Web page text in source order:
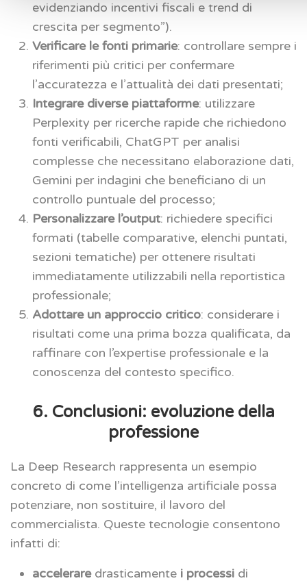
evidenziando incentivi fiscali e trend di
crescita per segmento”).
Verificare le fonti primarie: controllare sempre i
riferimenti più critici per confermare
l’accuratezza e l’attualità dei dati presentati;
Integrare diverse piattaforme: utilizzare
Perplexity per ricerche rapide che richiedono
fonti verificabili, ChatGPT per analisi
complesse che necessitano elaborazione dati,
Gemini per indagini che beneficiano di un
controllo puntuale del processo;
Personalizzare l’output: richiedere specifici
formati (tabelle comparative, elenchi puntati,
sezioni tematiche) per ottenere risultati
immediatamente utilizzabili nella reportistica
professionale;
Adottare un approccio critico: considerare i
risultati come una prima bozza qualificata, da
raffinare con l’expertise professionale e la
conoscenza del contesto specifico.
6. Conclusioni: evoluzione della
professione
La Deep Research rappresenta un esempio
concreto di come l’intelligenza artificiale possa
potenziare, non sostituire, il lavoro del
commercialista. Queste tecnologie consentono
infatti di:
acceleraredrasticamente i processi di